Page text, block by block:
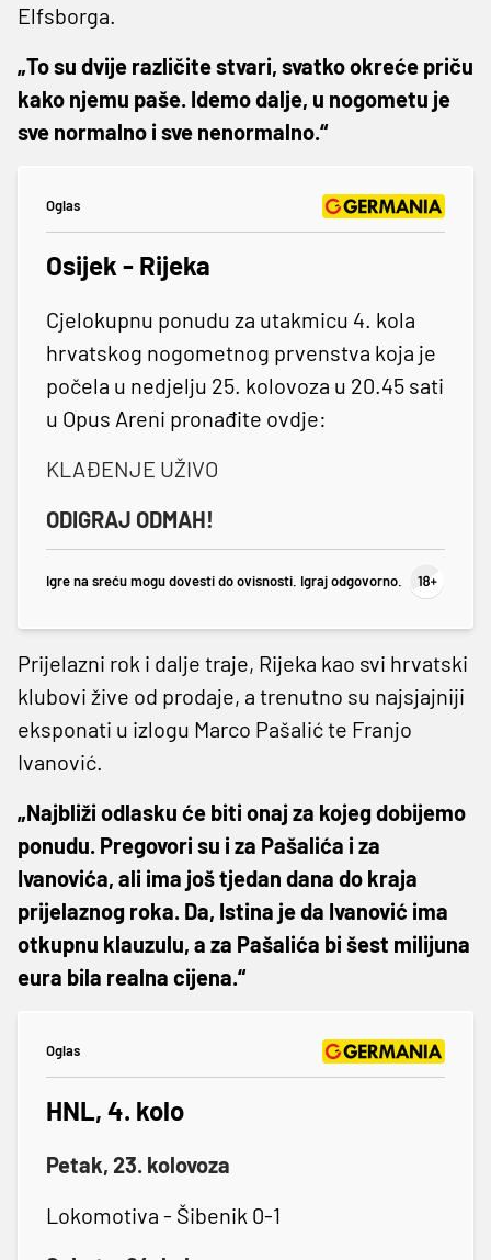
Elfsborga.
„To su dvije različite stvari, svatko okreće priču
kako njemu paše. Idemo dalje, u nogometu je
sve normalno i sve nenormalno.“
Oglas
Osijek - Rijeka
Cjelokupnu ponudu za utakmicu 4. kola
hrvatskog nogometnog prvenstva koja je
počela u nedjelju 25. kolovoza u 20.45 sati
u Opus Areni pronađite ovdje:
KLAĐENJE UŽIVO
ODIGRAJ ODMAH!
Igre na sreću mogu dovesti do ovisnosti. Igraj odgovorno.
Prijelazni rok i dalje traje, Rijeka kao svi hrvatski
klubovi žive od prodaje, a trenutno su najsjajniji
eksponati u izlogu Marco Pašalić te Franjo
Ivanović.
„Najbliži odlasku će biti onaj za kojeg dobijemo
ponudu. Pregovori su i za Pašalića i za
Ivanovića, ali ima još tjedan dana do kraja
prijelaznog roka. Da, Istina je da Ivanović ima
otkupnu klauzulu, a za Pašalića bi šest milijuna
eura bila realna cijena.“
Oglas
HNL, 4. kolo
Petak, 23. kolovoza
Lokomotiva - Šibenik 0-1